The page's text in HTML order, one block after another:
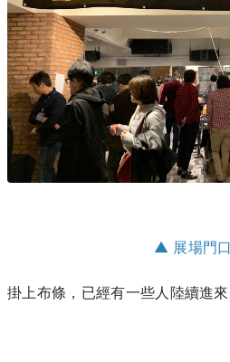
▲ 展場門
掛上布條，已經有一些人陸續進